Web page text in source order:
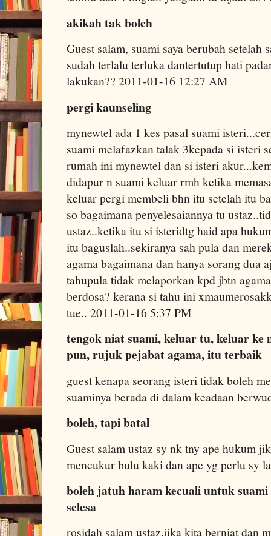
akikah tak boleh
Guest salam, suami saya berubah setelah
sudah terlalu terluka dantertutup hati
lakukan?? 2011-01-16 12:27 AM
pergi kaunseling
mynewtel ada 1 kes pasal suami
suami melafazkan talak 3kepada si isteri
rumah ini mynewtel dan si isteri
didapur n suami keluar rmh ketika
keluar pergi membeli bhn itu setelah itu
so bagaimana penyelesaiannya tu
ustaz..ketika itu si isteridtg haid apa
itu baguslah..sekiranya sah pula dan
agama bagaimana dan hanya sorang dua
tahupula tidak melaporkan kpd jbtn
berdosa? kerana si tahu ini
tue.. 2011-01-16 5:37 PM
tengok niat suami, keluar tu, keluar ke
pun, rujuk pejabat agama, itu terbaik
guest kenapa seorang isteri tidak boleh
suaminya berada di dalam keadaan
boleh, tapi batal
Guest salam ustaz sy nk tny ape hukum
mencukur bulu kaki dan ape yg perlu sy
boleh jatuh haram kecuali untuk
selesa
rosidah salam ustaz.jika kita berniat dan